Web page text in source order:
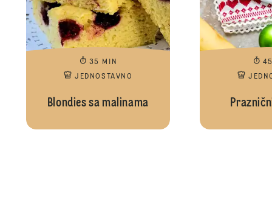
35 MIN
JEDNOSTAVNO
Blondies sa malinama